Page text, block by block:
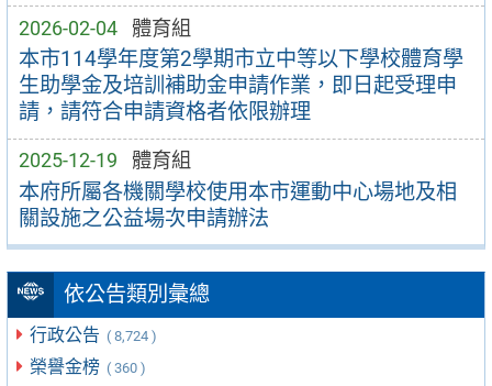
2026-02-04 體育組
本市114學年度第2學期市立中等以下學校體育學
生助學金及培訓補助金申請作業，即日起受理申
請，請符合申請資格者依限辦理
2025-12-19 體育組
本府所屬各機關學校使用本市運動中心場地及相
關設施之公益場次申請辦法
依公告類別彙總
行政公告 ( 8,724 )
榮譽金榜 ( 360 )